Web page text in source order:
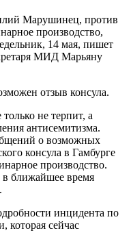
Марушинец, против
производство,
14 мая, пишет
МИД Марьяну
отзыв консула.
не терпит, а
антисемитизма.
о возможных
консула в Гамбурге
производство.
в ближайшее время
инцидента по
которая сейчас